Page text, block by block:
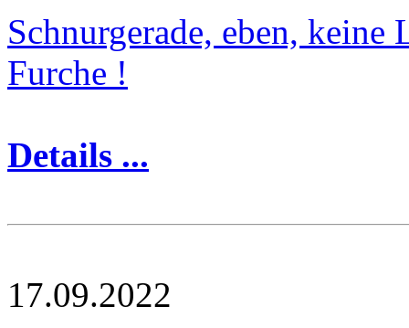
Schnurgerade, eben,
Furche !
Details ...
17.09.2022